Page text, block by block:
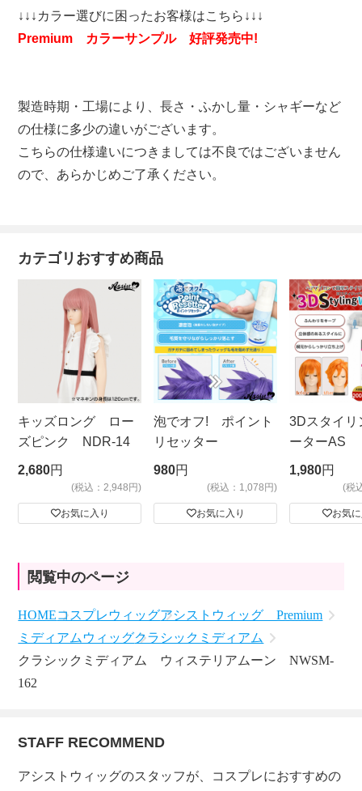
↓↓↓カラー選びに困ったお客様はこちら↓↓↓
Premium カラーサンプル 好評発売中!
製造時期・工場により、長さ・ふかし量・シャギーなど
の仕様に多少の違いがございます。
こちらの仕様違いにつきましては不良ではございません
ので、あらかじめご了承ください。
カテゴリおすすめ商品
キッズロング ロー
ズピンク NDR-14
2,680円
(税込：2,948円)
お気に入り
泡でオフ! ポイント
リセッター
980円
(税込：1,078円)
お気に入り
3Dスタイリ
ーターAS
ビッグサイ
1,980円
(税
お気
閲覧中のページ
HOMEコスプレウィッグアシストウィッグ Premium
ミディアムウィッグクラシックミディアム
クラシックミディアム ウィステリアムーン NWSM-
162
STAFF RECOMMEND
アシストウィッグのスタッフが、コスプレにおすすめの